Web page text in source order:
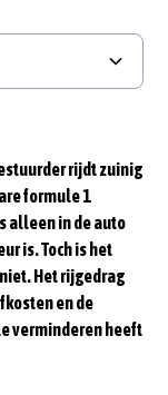
rijdt zuinig
formule 1
alleen in de auto
is. Toch is het
Het rijgedrag
en de
verminderen heeft
feedback
rijden